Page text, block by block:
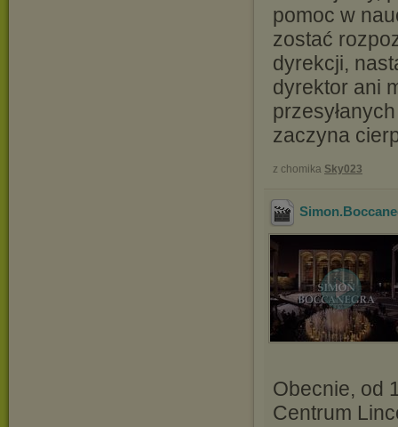
pomoc w
zostać
dyrekcji,
dyrektor ani
zaczyna
z chomika Sky023
Obecnie, od
Centrum